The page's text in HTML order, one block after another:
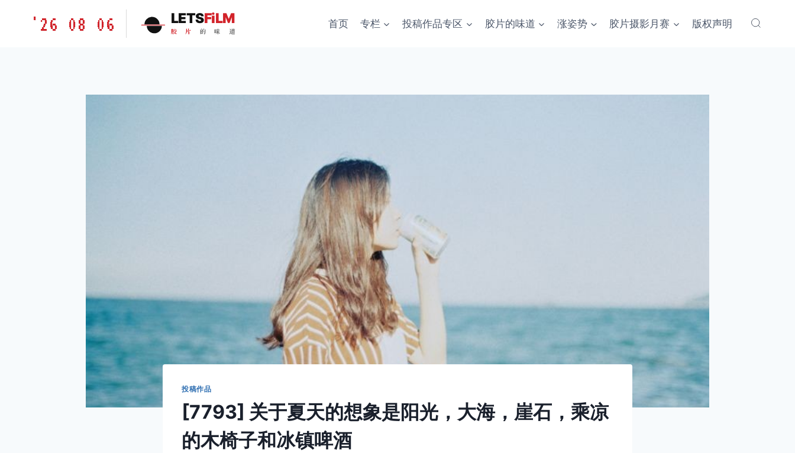
胶'26 08 06 LETSFiLM
胶 片 的 味 道
首页 专栏 投稿作品专区 胶片的味道 涨姿势 胶片摄影月赛 版权声明
投稿作品
[7793] 关于夏天的想象是阳光，大海，崖石，乘凉
的木椅子和冰镇啤酒